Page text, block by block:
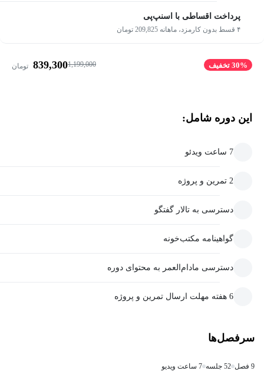
پرداخت اقساطی با اسنپ‌پی
۴ قسط بدون کارمزد، ماهانه 209,825 تومان
30% تخفیف 1,199,000
839,300 تومان
این دوره شامل:
7 ساعت ویدئو
2 تمرین و پروژه
دسترسی به تالار گفتگو
گواهینامه مکتب‌خونه
دسترسی مادام‌العمر به محتوای دوره
6 هفته مهلت ارسال تمرین و پروژه
سرفصل‌ها
9 فصل 52 جلسه 7 ساعت ویدیو